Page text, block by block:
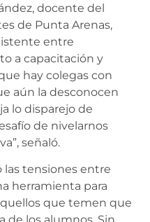
docente del
de Punta Arenas,
entre
a capacitación y
hay colegas con
aún la desconocen
lo disparejo de
de nivelarnos
señaló.
tensiones entre
herramienta para
que temen que